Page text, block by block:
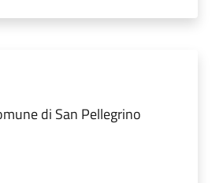
di San Pellegrino